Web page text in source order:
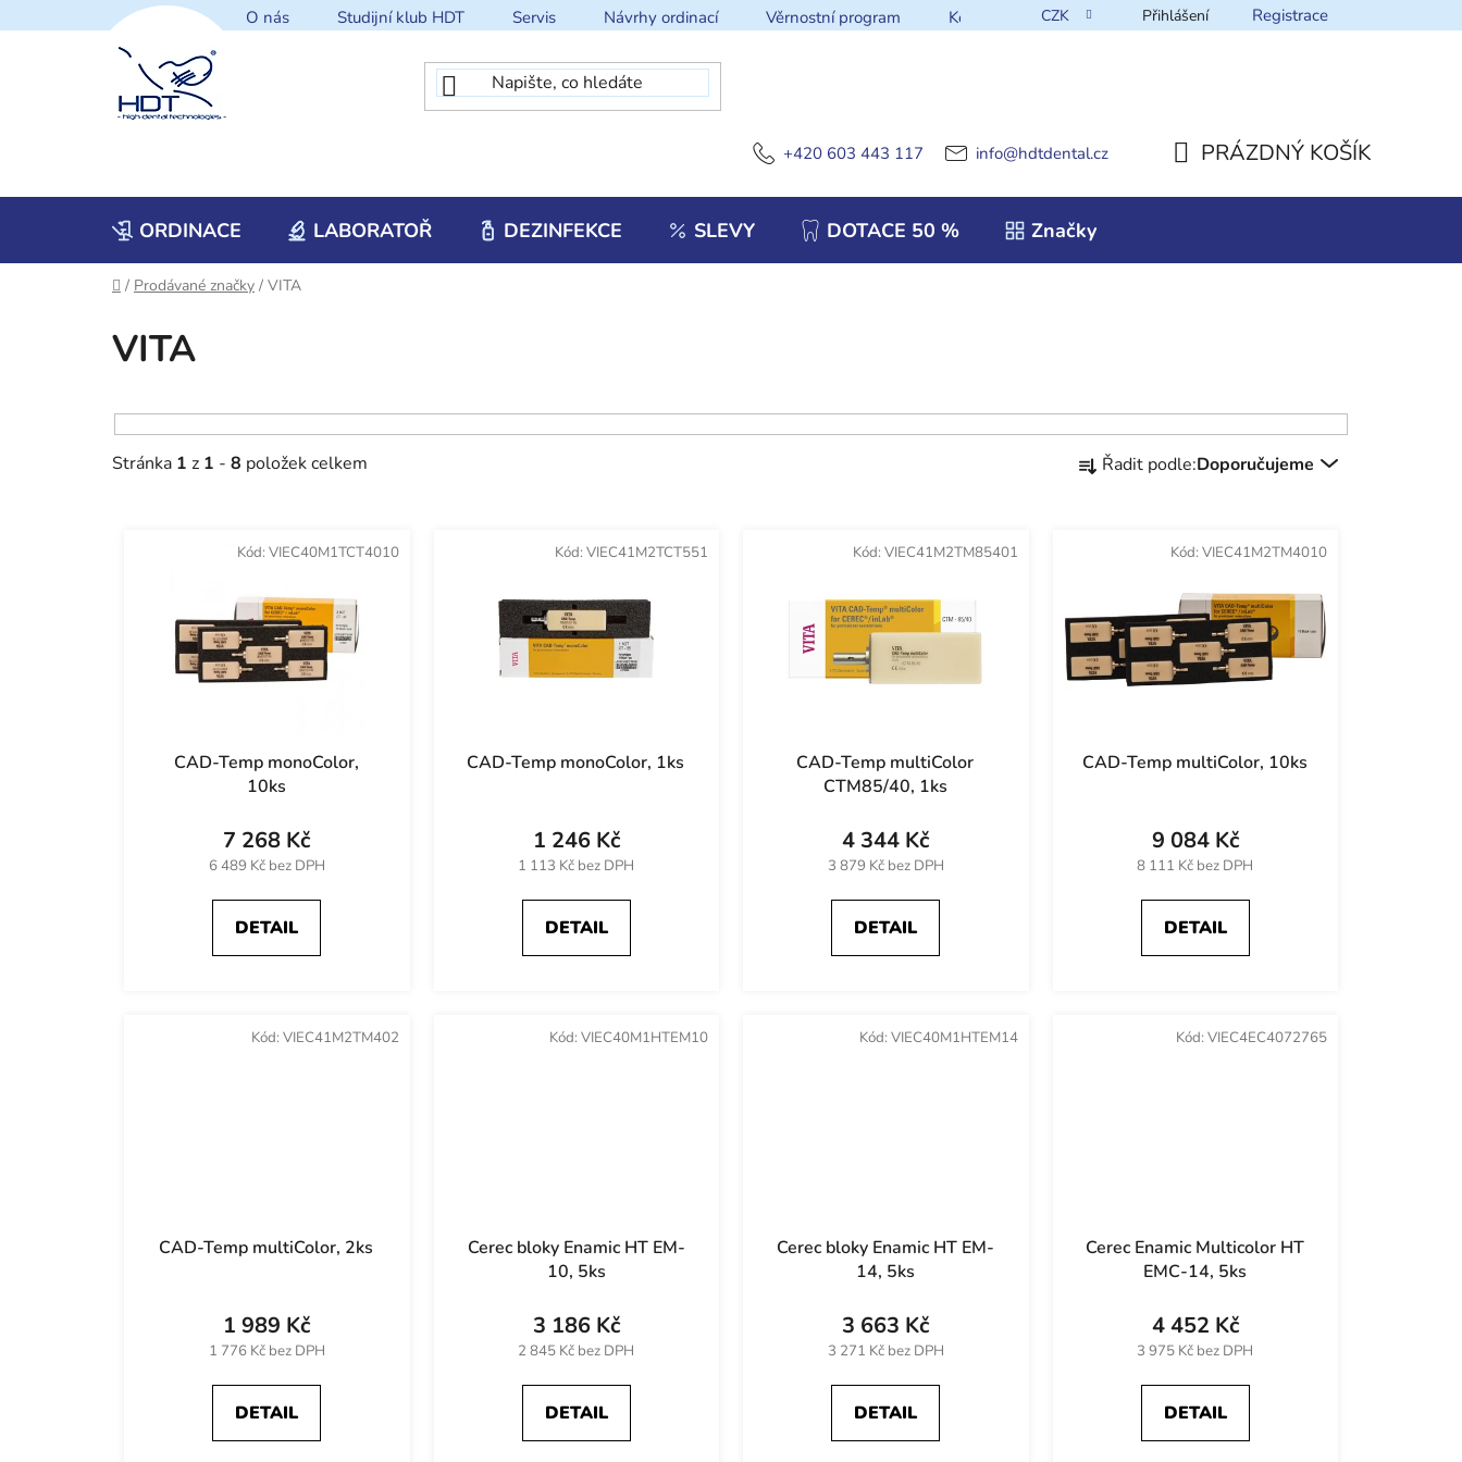
na
O nás Studijní klub HDT Servis Návrhy ordinací Věrnostní program Kontakt CZK Přihlášení Registrace
+420 603 443 117 info@hdtdental.cz PRÁZDNÝ KOŠÍK
ORDINACE LABORATOŘ DEZINFEKCE SLEVY DOTACE 50 % Značky
Domů
/ Prodávané značky / VITA
VITA
Stránka 1 z 1 - 8 položek celkem
a
p
r
o
k
Řadit podle:Doporučujeme
CAD-Temp monoColor,
10ks
6 489 Kč bez DPH
7 268 Kč
DETAIL
Kód: VIEC40M1TCT4010
CAD-Temp monoColor, 1ks
1 113 Kč bez DPH
1 246 Kč
DETAIL
Kód: VIEC41M2TCT551
CAD-Temp multiColor
CTM85/40, 1ks
3 879 Kč bez DPH
4 344 Kč
DETAIL
Kód: VIEC41M2TM85401
CAD-Temp multiColor, 10ks
8 111 Kč bez DPH
9 084 Kč
DETAIL
Kód: VIEC41M2TM4010
CAD-Temp multiColor, 2ks
1 776 Kč bez DPH
1 989 Kč
DETAIL
Kód: VIEC41M2TM402
Cerec bloky Enamic HT EM-
10, 5ks
2 845 Kč bez DPH
3 186 Kč
DETAIL
Kód: VIEC40M1HTEM10
Cerec bloky Enamic HT EM-
14, 5ks
3 271 Kč bez DPH
3 663 Kč
DETAIL
Kód: VIEC40M1HTEM14
Cerec Enamic Multicolor HT
EMC-14, 5ks
3 975 Kč bez DPH
4 452 Kč
DETAIL
Kód: VIEC4EC4072765